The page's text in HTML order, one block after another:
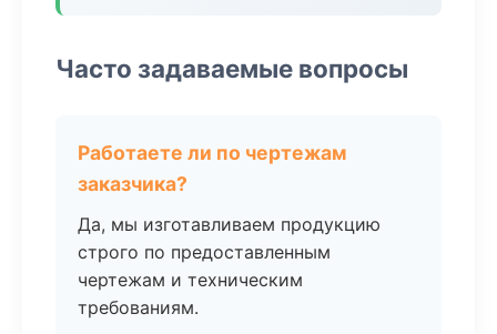
Часто задаваемые вопросы
Работаете ли по чертежам
заказчика?
Да, мы изготавливаем продукцию
строго по предоставленным
чертежам и техническим
требованиям.